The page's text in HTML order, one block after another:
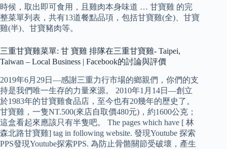
時候，取出即可食用，且雞肉本身味道 … 甘寶雞 的完
整菜單列表，共有13道餐點品項，包括甘寶雞(全)、甘寶
雞(半)、甘寶豬肉等。
三重甘寶雞菜單: 甘 寶雞 排隊在三重甘寶雞- Taipei,
Taiwan – Local Business | Facebook的討論與評價
2019年6月29日—感謝三重力行市場的鄉親們，你們的支
持是我們唯一生存的力量來源。 2010年1月14日—創立
於1983年的甘寶雞食品店，至今也有20幾年的歷史了。
甘寶雞，一隻NT.500(來店自取價480元)，約1600公克；
這盒看起來應該只有半隻吧。 The pages which have [ 林
森北路甘寶雞] tag in following website. 發現Youtube 探索
PPS發現Youtube探索PPS. 為防止骨骼關節受破壞，產生